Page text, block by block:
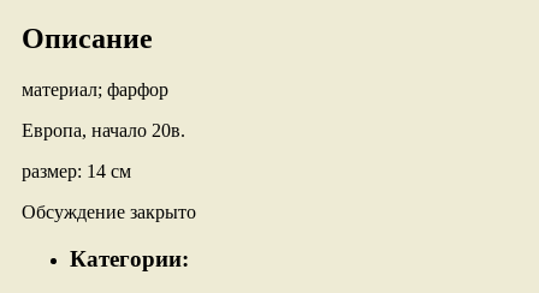
Описание
материал; фарфор
Европа, начало 20в.
размер: 14 см
Обсуждение закрыто
Категории: